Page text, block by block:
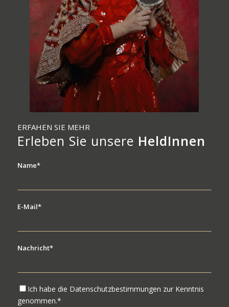
ERFAHEN SIE MEHR
Erleben Sie unsere HeldInnen
Name*
E-Mail*
Nachricht*
Ich habe die Datenschutzbestimmungen zur Kenntnis
genommen.*